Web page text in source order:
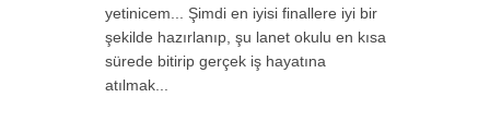
yetinicem... Şimdi en iyisi finallere iyi bir
şekilde hazırlanıp, şu lanet okulu en kısa
sürede bitirip gerçek iş hayatına
atılmak...